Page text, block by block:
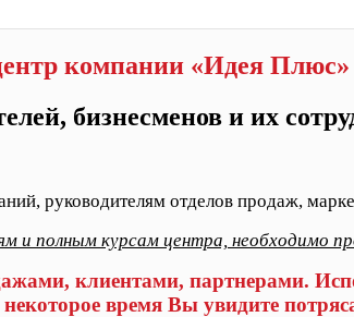
компании «Идея Плюс»
бизнесменов и их
руководителям отделов продаж,
и полным курсам центра, необходимо
клиентами, партнерами.
время Вы увидите